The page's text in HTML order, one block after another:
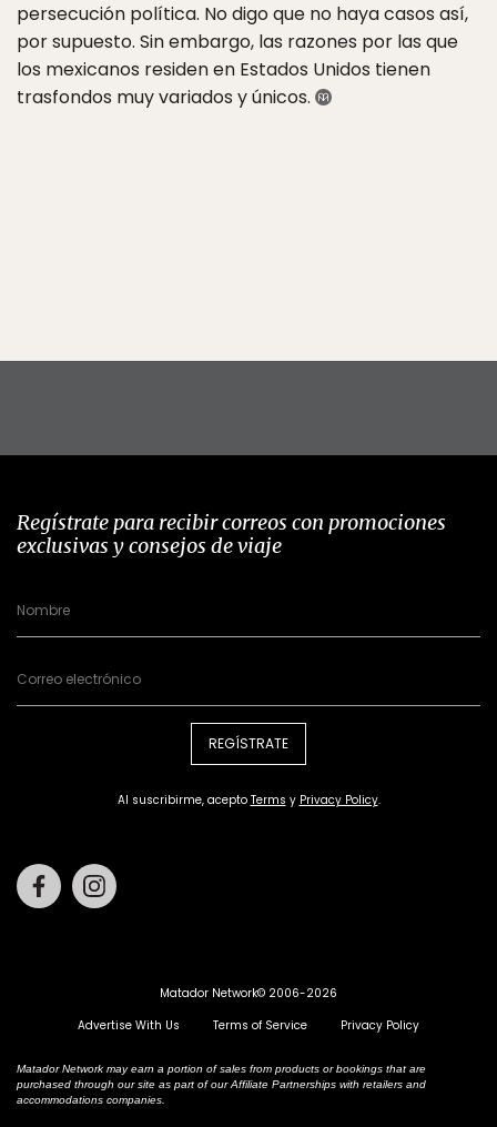
persecución política. No digo que no haya casos así,
por supuesto. Sin embargo, las razones por las que
los mexicanos residen en Estados Unidos tienen
trasfondos muy variados y únicos.
Regístrate para recibir correos con promociones
exclusivas y consejos de viaje
REGÍSTRATE
Al suscribirme, acepto Terms y Privacy Policy.
Facebook
Matador Network© 2006-2026
Advertise With Us
Terms of Service Privacy Policy
Matador Network may earn a portion of sales from products or bookings that are
purchased through our site as part of our Affiliate Partnerships with retailers and
accommodations companies.